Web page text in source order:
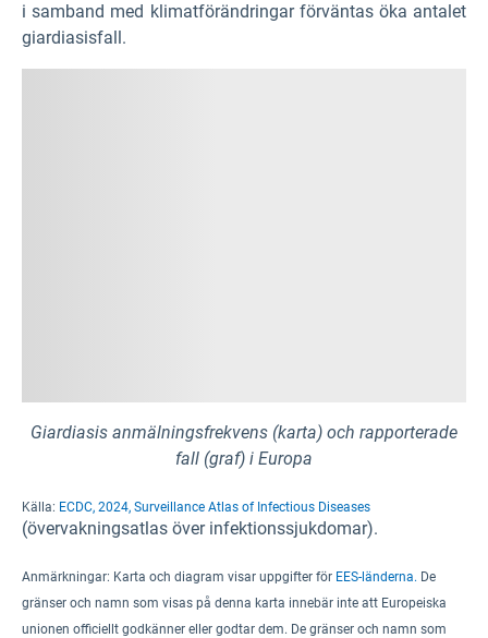
i samband med klimatförändringar förväntas öka antalet
giardiasisfall.
Giardiasis anmälningsfrekvens (karta) och rapporterade
fall (graf) i Europa
Källa: ECDC, 2024, Surveillance Atlas of Infectious Diseases
(övervakningsatlas över infektionssjukdomar).
Anmärkningar: Karta och diagram visar uppgifter för EES-länderna. De
gränser och namn som visas på denna karta innebär inte att Europeiska
unionen officiellt godkänner eller godtar dem. De gränser och namn som